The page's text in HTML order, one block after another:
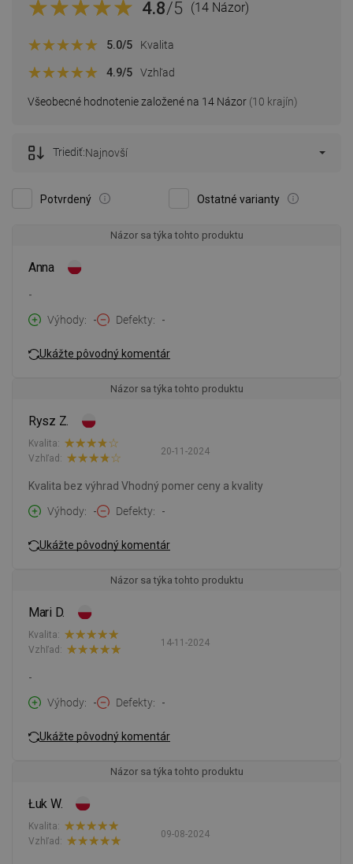
4.8/5 (14 Názor)
Všeobecné hodnotenie založené na 14 Názor (10 krajín)
5.0/5 Kvalita
4.9/5 Vzhľad
Potvrdený Ostatné varianty
Triediť:Najnovší
Názor sa týka tohto produktu
Anna
-
Výhody
- Defekty -
Ukážte pôvodný komentár
Názor sa týka tohto produktu
Rysz Z.
20-11-2024
Kvalita:
Vzhľad:
Kvalita bez výhrad Vhodný pomer ceny a kvality
Výhody
- Defekty -
Ukážte pôvodný komentár
Názor sa týka tohto produktu
Mari D.
14-11-2024
Kvalita:
Vzhľad:
-
Výhody
- Defekty -
Ukážte pôvodný komentár
Názor sa týka tohto produktu
Łuk W.
09-08-2024
Kvalita:
Vzhľad: